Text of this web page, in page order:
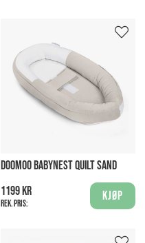
DOOMOO BABYNEST QUILT SAND
1199 kr
Rek. pris:
Kjøp